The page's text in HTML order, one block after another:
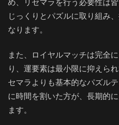
め、リセマラを行う必要性は
じっくりとパズルに取り組み
なります。
また、ロイヤルマッチは完全
り、運要素は最小限に抑えら
セマラよりも基本的なパズル
に時間を割いた方が、長期的
ます。